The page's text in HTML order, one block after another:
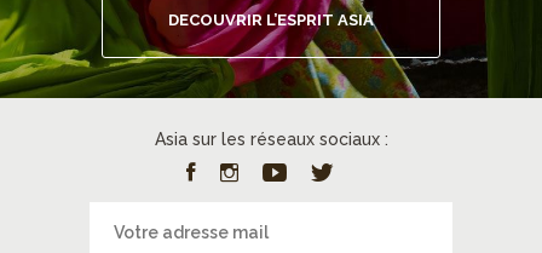
DECOUVRIR L’ESPRIT ASIA
Asia sur les réseaux sociaux :